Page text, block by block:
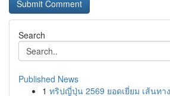
Search
Published News
1 ทริปญี่ปุ่น 2569 ยอดเยี่ยม เส้นทา